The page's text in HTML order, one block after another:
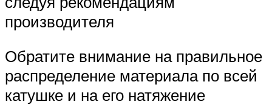
производителя
Обратите внимание на правильное
распределение материала по всей
катушке и на его натяжение